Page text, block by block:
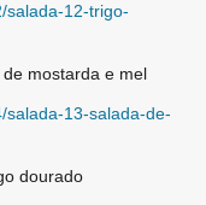
salada-12-trigo-
mostarda e mel
salada-13-salada-de-
dourado